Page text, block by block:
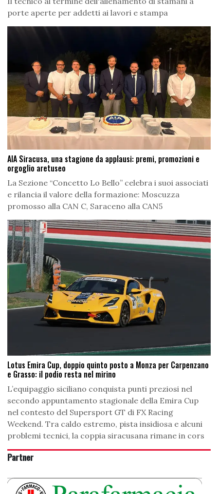
porte aperte per addetti ai lavori e stampa
AIA Siracusa, una stagione da applausi: premi, promozioni e
orgoglio aretuseo
La Sezione “Concetto Lo Bello” celebra i suoi associati
e rilancia il valore della formazione: Moscuzza
promosso alla CAN C, Saraceno alla CAN5
Lotus Emira Cup, doppio quinto posto a Monza per Carpenzano
e Grasso: il podio resta nel mirino
L’equipaggio siciliano conquista punti preziosi nel
secondo appuntamento stagionale della Emira Cup
nel contesto del Supersport GT di FX Racing
Weekend. Tra caldo estremo, pista insidiosa e alcuni
problemi tecnici, la coppia siracusana rimane in cors
Partner